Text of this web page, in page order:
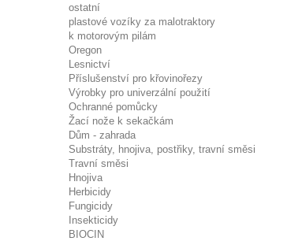
ostatní
plastové vozíky za malotraktory
k motorovým pilám
Oregon
Lesnictví
Příslušenství pro křovinořezy
Výrobky pro univerzální použití
Ochranné pomůcky
Žací nože k sekačkám
Dům - zahrada
Substráty, hnojiva, postřiky, travní směsi
Travní směsi
Hnojiva
Herbicidy
Fungicidy
Insekticidy
BIOCIN